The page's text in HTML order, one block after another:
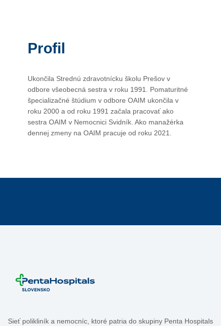
Profil
Ukončila Strednú zdravotnícku školu Prešov v
odbore všeobecná sestra v roku 1991. Pomaturitné
špecializačné štúdium v odbore OAIM ukončila v
roku 2000 a od roku 1991 začala pracovať ako
sestra OAIM v Nemocnici Svidník. Ako manažérka
dennej zmeny na OAIM pracuje od roku 2021.
Sieť polikliník a nemocníc, ktoré patria do skupiny Penta Hospitals